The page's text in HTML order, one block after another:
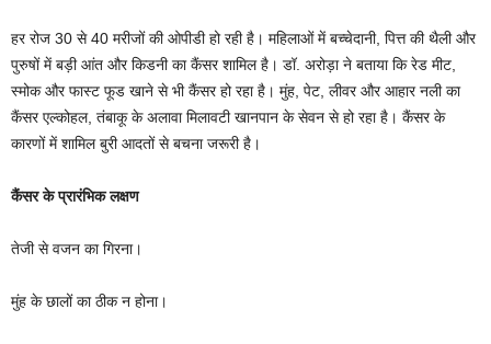
हर रोज 30 से 40 मरीजों की ओपीडी हो रही है। महिलाओं में बच्चेदानी, पित्त की थैली और
पुरुषों में बड़ी आंत और किडनी का कैंसर शामिल है। डॉ. अरोड़ा ने बताया कि रेड मीट,
स्मोक और फास्ट फूड खाने से भी कैंसर हो रहा है। मुंह, पेट, लीवर और आहार नली का
कैंसर एल्कोहल, तंबाकू के अलावा मिलावटी खानपान के सेवन से हो रहा है। कैंसर के
कारणों में शामिल बुरी आदतों से बचना जरूरी है।
कैंसर के प्रारंभिक लक्षण
तेजी से वजन का गिरना।
मुंह के छालों का ठीक न होना।